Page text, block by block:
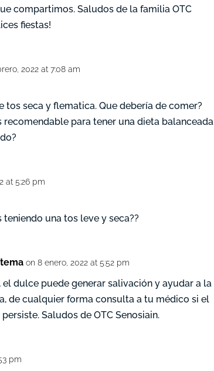
compartimos. Saludos de la familia OTC
fiestas!
2022 at 7:08 am
tos seca y flematica. Que debería de comer?
recomendable para tener una dieta balanceada
at 5:26 pm
una tos leve y seca??
on 8 enero, 2022 at 5:52 pm
el dulce puede generar salivación y ayudar a la
de cualquier forma consulta a tu médico si el
Saludos de OTC Senosiain.
pm